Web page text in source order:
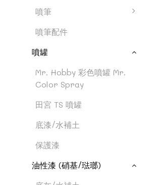
噴筆
噴筆配件
噴罐
Mr. Hobby 彩色噴罐 Mr.
Color Spray
田宮 TS 噴罐
底漆/水補土
保護漆
油性漆 (硝基/琺瑯)